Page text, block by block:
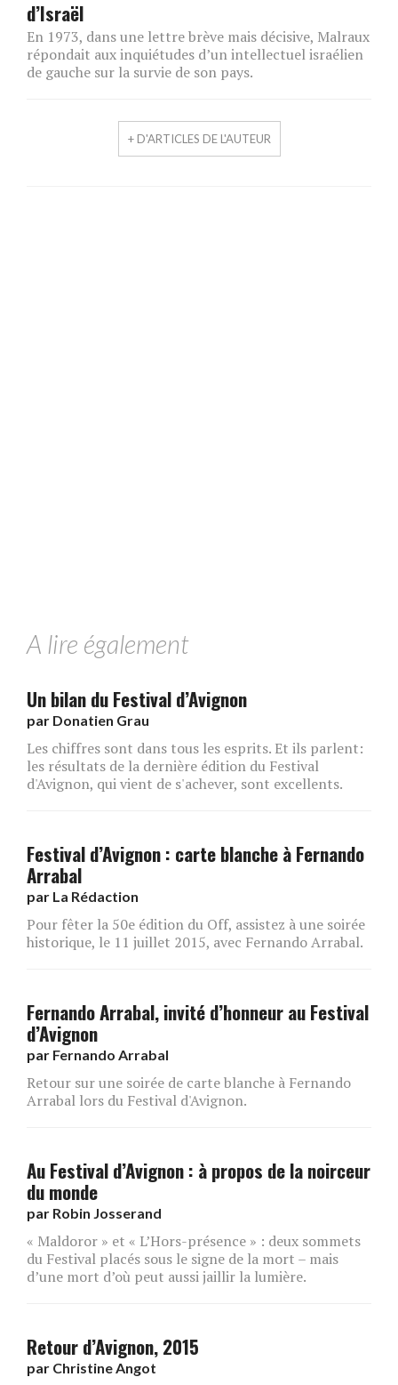
d’Israël
En 1973, dans une lettre brève mais décisive, Malraux
répondait aux inquiétudes d’un intellectuel israélien
de gauche sur la survie de son pays.
+ D'ARTICLES DE L'AUTEUR
A lire également
Un bilan du Festival d’Avignon
par Donatien Grau
Les chiffres sont dans tous les esprits. Et ils parlent:
les résultats de la dernière édition du Festival
d'Avignon, qui vient de s'achever, sont excellents.
Festival d’Avignon : carte blanche à Fernando
Arrabal
par La Rédaction
Pour fêter la 50e édition du Off, assistez à une soirée
historique, le 11 juillet 2015, avec Fernando Arrabal.
Fernando Arrabal, invité d’honneur au Festival
d’Avignon
par Fernando Arrabal
Retour sur une soirée de carte blanche à Fernando
Arrabal lors du Festival d'Avignon.
Au Festival d’Avignon : à propos de la noirceur
du monde
par Robin Josserand
« Maldoror » et « L’Hors-présence » : deux sommets
du Festival placés sous le signe de la mort – mais
d’une mort d’où peut aussi jaillir la lumière.
Retour d’Avignon, 2015
par Christine Angot